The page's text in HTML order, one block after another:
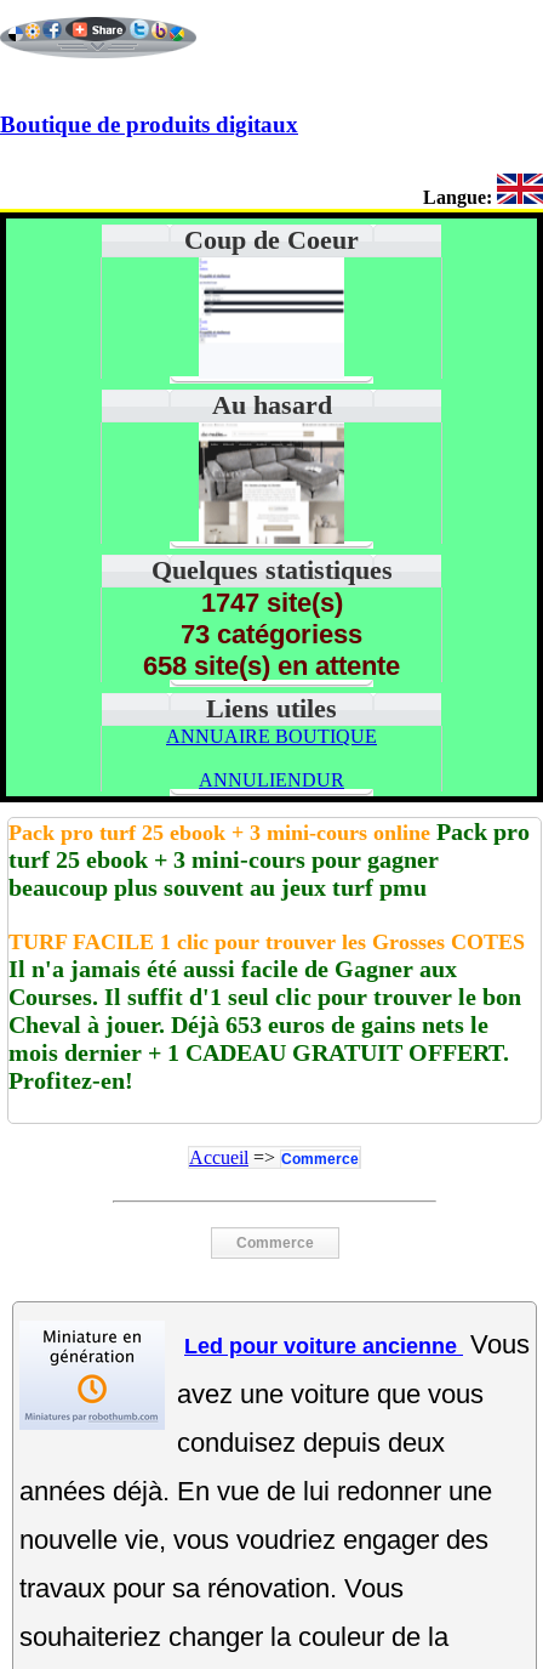
Boutique de produits digitaux
Langue:
Coup de Coeur
Au hasard
Quelques statistiques
1747 site(s)
73 catégoriess
658 site(s) en attente
Liens utiles
ANNUAIRE BOUTIQUE
ANNULIENDUR
Pack pro turf 25 ebook + 3 mini-cours online Pack pro
turf 25 ebook + 3 mini-cours pour gagner
beaucoup plus souvent au jeux turf pmu
TURF FACILE 1 clic pour trouver les Grosses COTES
Il n'a jamais été aussi facile de Gagner aux
Courses. Il suffit d'1 seul clic pour trouver le bon
Cheval à jouer. Déjà 653 euros de gains nets le
mois dernier + 1 CADEAU GRATUIT OFFERT.
Profitez-en!
Accueil => Commerce
Commerce
Led pour voiture ancienne Vous
avez une voiture que vous
conduisez depuis deux
années déjà. En vue de lui redonner une
nouvelle vie, vous voudriez engager des
travaux pour sa rénovation. Vous
souhaiteriez changer la couleur de la